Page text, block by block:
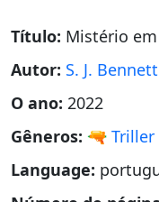
Título: Mistério
Autor: S. J. Bennett
O ano: 2022
Gêneros: 🔫 Triller
Language: